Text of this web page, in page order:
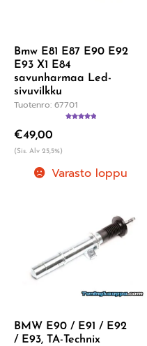
Bmw E81 E87 E90 E92
E93 X1 E84
savunharmaa Led-
sivuvilkku
Tuotenro: 67701
€49,00
(Sis. Alv 25,5%)
Varasto loppu
BMW E90 / E91 / E92
/ E93, TA-Technix